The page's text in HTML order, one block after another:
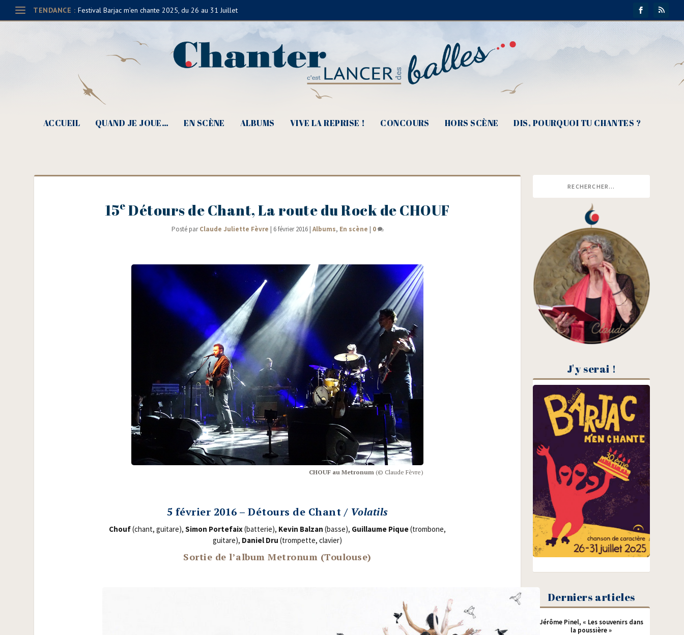
TENDANCE : Festival Barjac m’en chante 2025, du 26 au 31 Juillet
ACCUEIL QUAND JE JOUE… EN SCÈNE ALBUMS VIVE LA REPRISE ! CONCOURS HORS SCÈNE DIS, POURQUOI TU CHANTES ?
15e Détours de Chant, La route du Rock de CHOUF
Posté parClaude Juliette Fèvre | 6 février 2016| Albums, En scène | 0
CHOUF au Metro­num(© Claude Fèvre)
5 février 2016 – Détours de Chant / Volatils
Chouf(chant, gui­tare),Simon Por­te­faix(bat­te­rie), Kevin Bal­zan(basse), Guillaume Pique(trom­bone,
gui­tare), Daniel Dru(trom­pette, clavier)
Sortie de l’album Metronum (Toulouse)
J'y serai !
Derniers articles
Jérôme Pinel, « Les souvenirs dans
la poussière »